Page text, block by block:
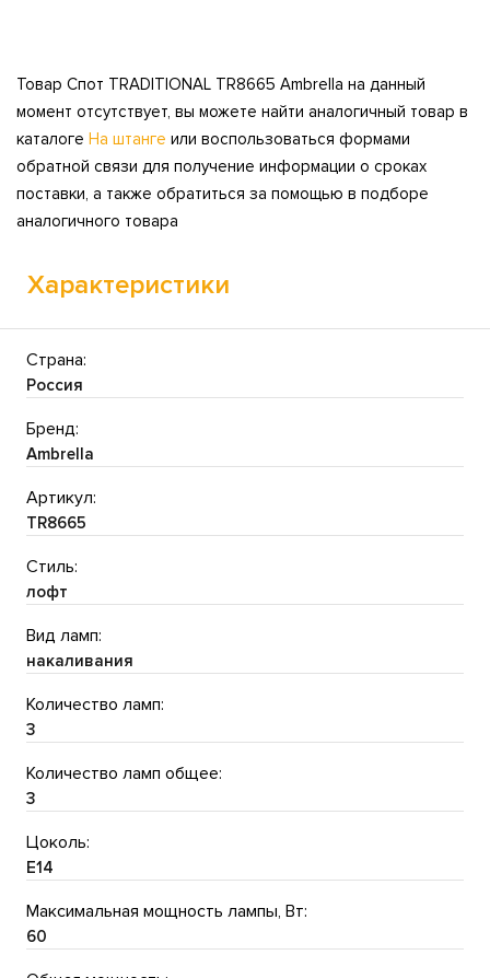
Товар Спот TRADITIONAL TR8665 Ambrella на данный
момент отсутствует, вы можете найти аналогичный товар в
каталоге На штанге или воспользоваться формами
обратной связи для получение информации о сроках
поставки, а также обратиться за помощью в подборе
аналогичного товара
Характеристики
Страна:
Россия
Бренд:
Ambrella
Артикул:
TR8665
Стиль:
лофт
Вид ламп:
накаливания
Количество ламп:
3
Количество ламп общее:
3
Цоколь:
E14
Максимальная мощность лампы, Вт:
60